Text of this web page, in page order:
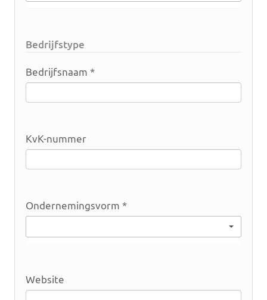
Bedrijfstype
Bedrijfsnaam *
KvK-nummer
Ondernemingsvorm *
Website